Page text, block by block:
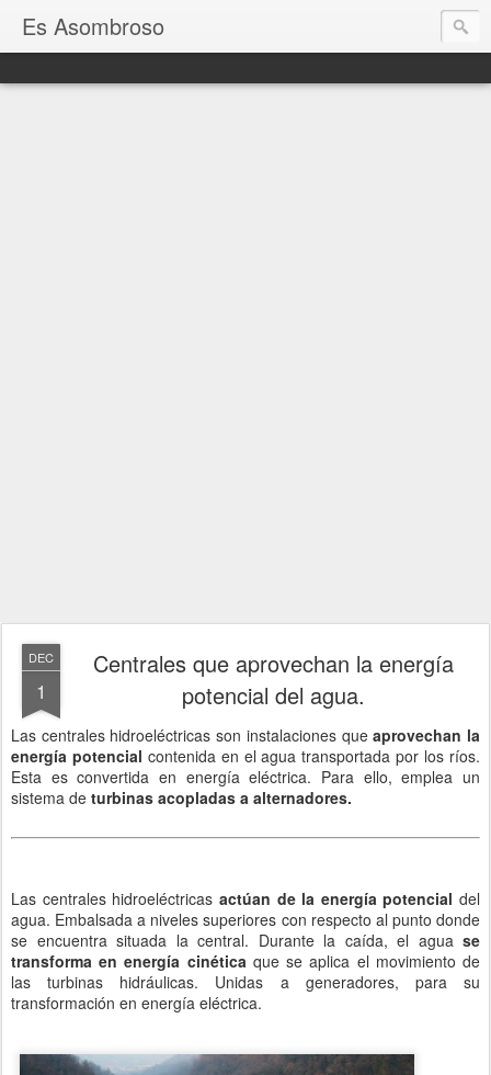
Es Asombroso
DEC
1
Centrales que aprovechan la energía
potencial del agua.
Las centrales hidroeléctricas son instalaciones queaprovechan la
energía potencial contenida en el agua transportada por los ríos.
Esta es convertida en energía eléctrica. Para ello, emplea un
sistema de turbinas acopladas a alternadores.
Las centrales hidroeléctricas actúan de la energía potencial del
agua. Embalsada a niveles superiores con respecto al punto donde
se encuentra situada la central. Durante la caída, el agua se
transforma en energía cinéticaque se aplica el movimiento de
las turbinas hidráulicas. Unidas a generadores, para su
transformación en energía eléctrica.